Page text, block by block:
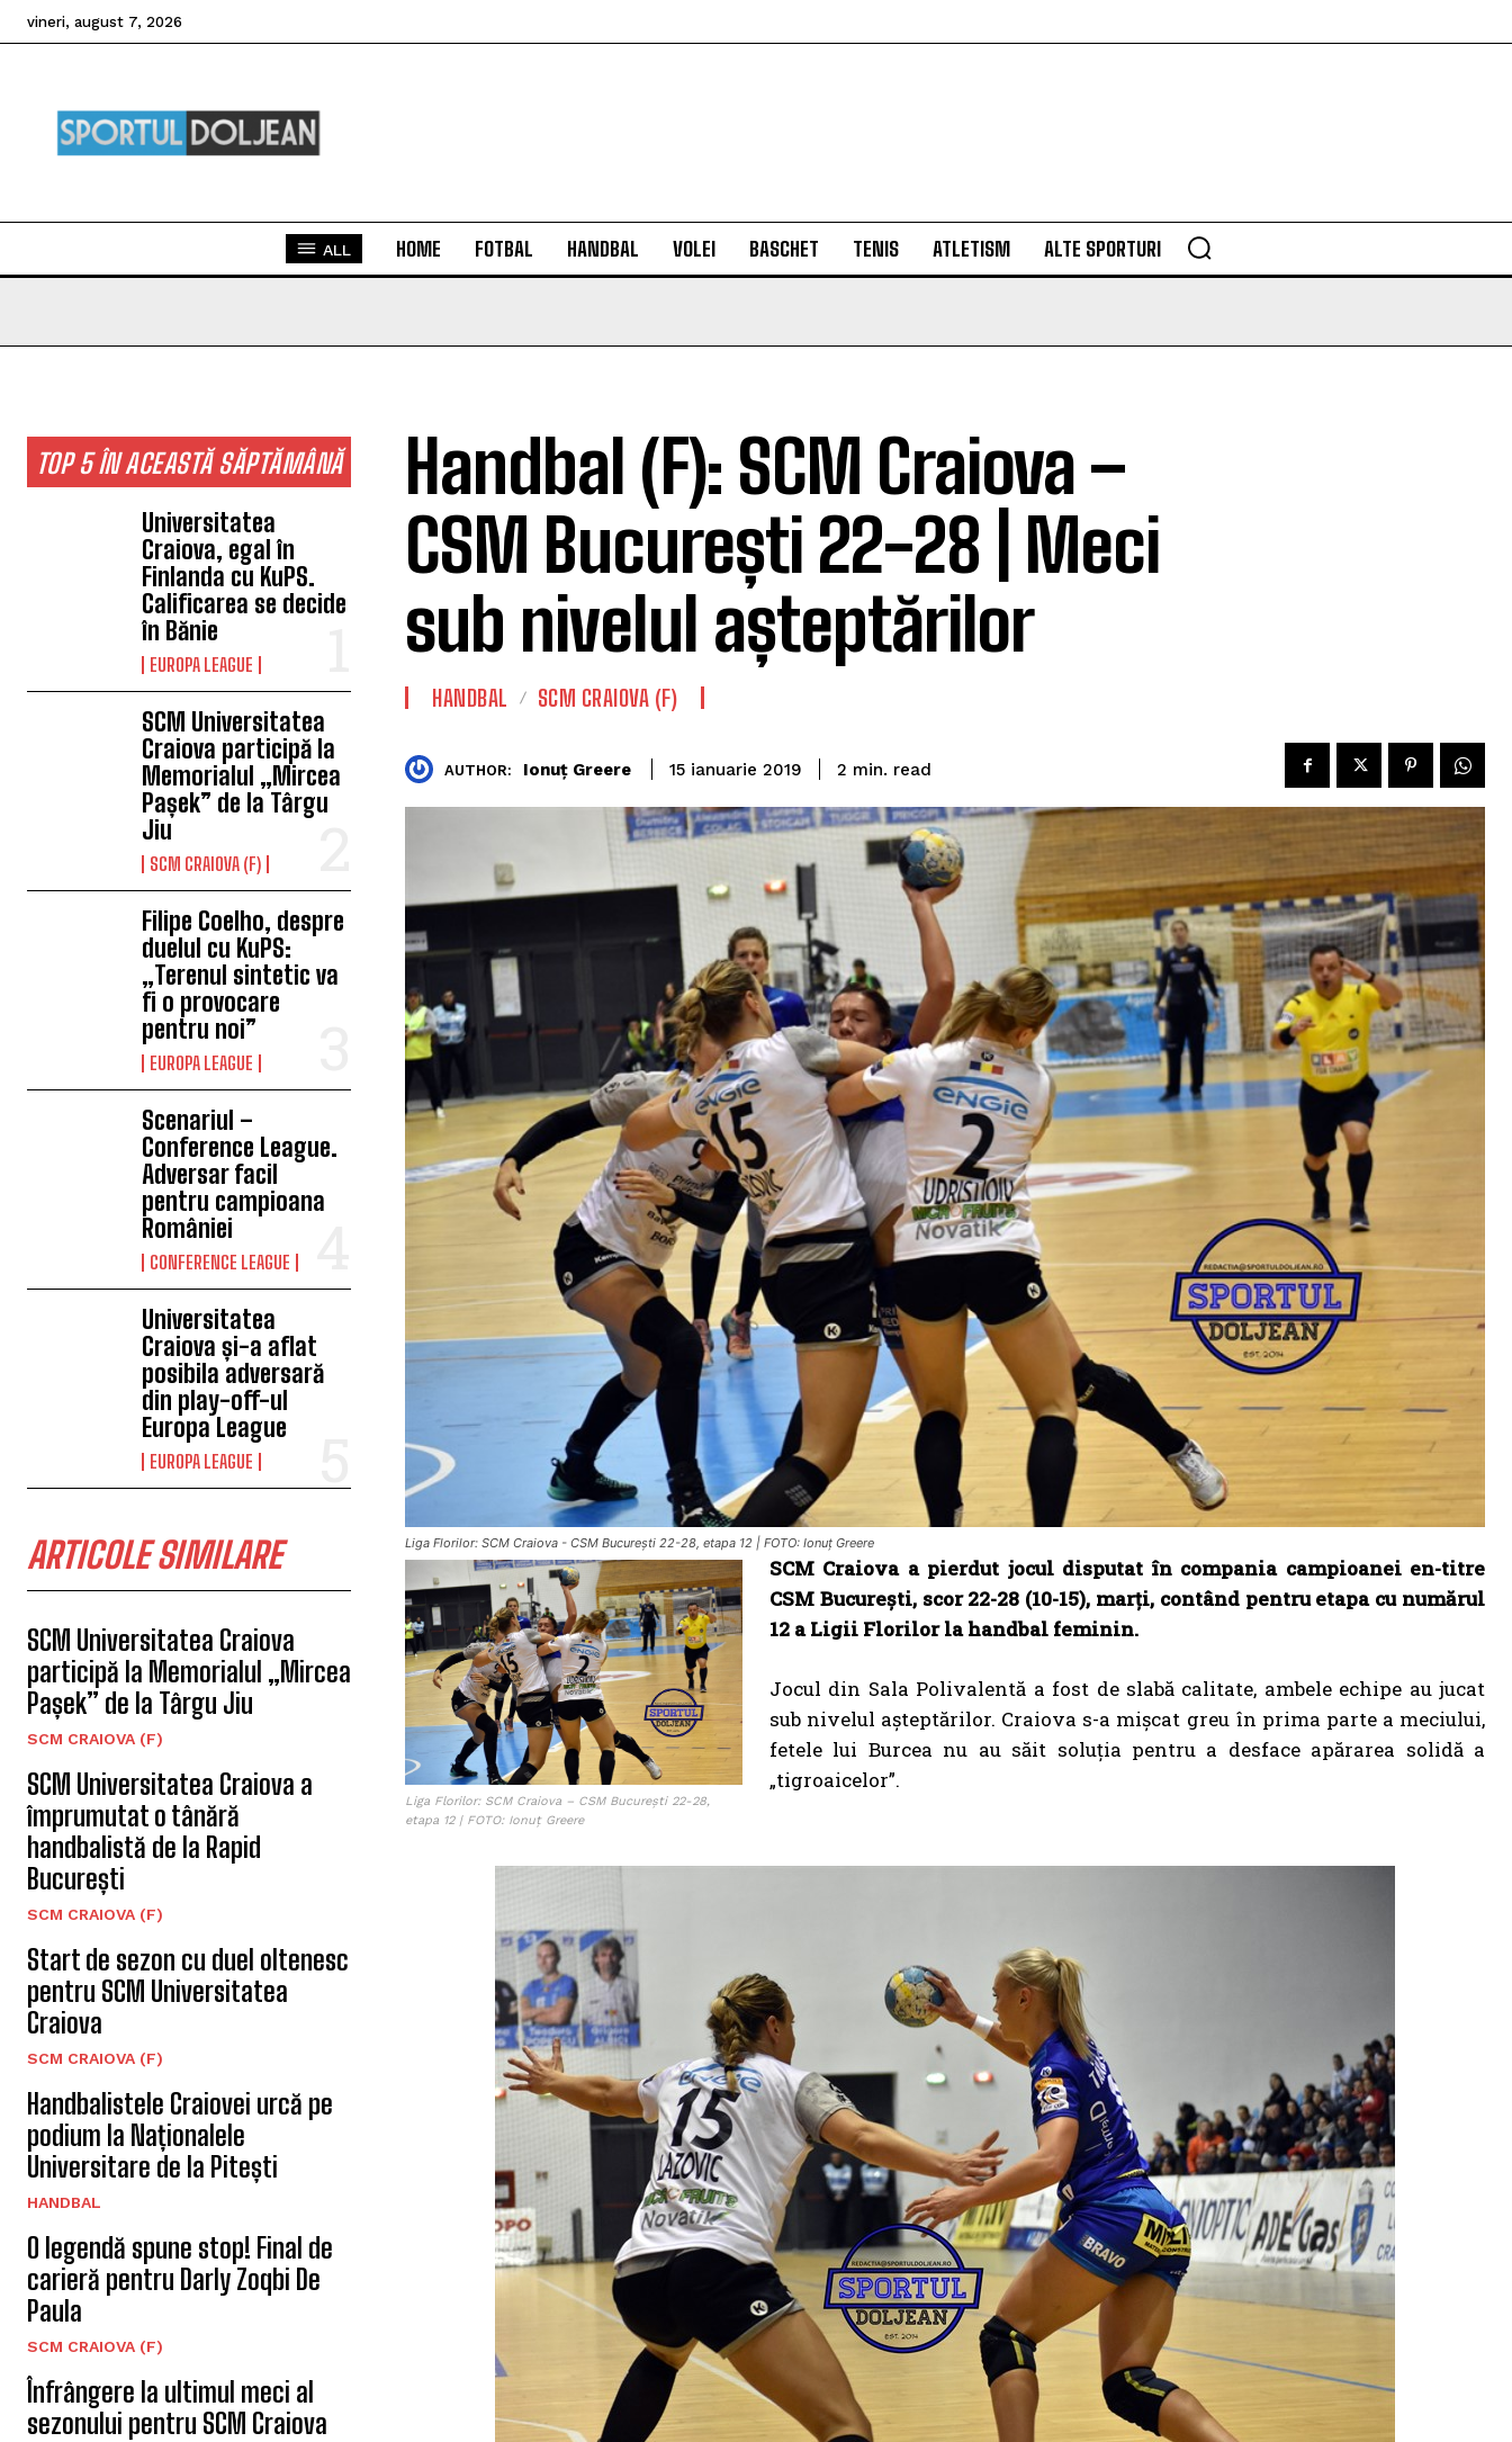
vineri, august 7, 2026
ALL HOME FOTBAL HANDBAL VOLEI BASCHET TENIS ATLETISM ALTE SPORTURI
TOP 5 ÎN ACEASTĂ SĂPTĂMÂNĂ
Universitatea
Craiova, egal în
Finlanda cu KuPS.
Calificarea se decide
în Bănie
EUROPA LEAGUE
SCM Universitatea
Craiova participă la
Memorialul „Mircea
Pașek” de la Târgu
Jiu
SCM CRAIOVA (F)
Filipe Coelho, despre
duelul cu KuPS:
„Terenul sintetic va
fi o provocare
pentru noi”
EUROPA LEAGUE
Scenariul –
Conference League.
Adversar facil
pentru campioana
României
CONFERENCE LEAGUE
Universitatea
Craiova și-a aflat
posibila adversară
din play-off-ul
Europa League
EUROPA LEAGUE
ARTICOLE SIMILARE
SCM Universitatea Craiova
participă la Memorialul „Mircea
Pașek” de la Târgu Jiu
SCM CRAIOVA (F)
SCM Universitatea Craiova a
împrumutat o tânără
handbalistă de la Rapid
București
SCM CRAIOVA (F)
Start de sezon cu duel oltenesc
pentru SCM Universitatea
Craiova
SCM CRAIOVA (F)
Handbalistele Craiovei urcă pe
podium la Naționalele
Universitare de la Pitești
HANDBAL
O legendă spune stop! Final de
carieră pentru Darly Zoqbi De
Paula
SCM CRAIOVA (F)
Înfrângere la ultimul meci al
sezonului pentru SCM Craiova
Handbal (F): SCM Craiova –
CSM București 22-28 | Meci
sub nivelul așteptărilor
HANDBAL SCM CRAIOVA (F)
AUTHOR: Ionuț Greere 15 ianuarie 2019 2 min. read
Liga Florilor: SCM Craiova - CSM București 22-28, etapa 12 | FOTO: Ionuț Greere
Liga Florilor: SCM Craiova – CSM București 22-28,
etapa 12 | FOTO: Ionuț Greere
SCM Craiova a pierdut jocul disputat în compania campioanei en-titre
CSM București, scor 22-28 (10-15), marți, contând pentru etapa cu numărul
12 a Ligii Florilor la handbal feminin.
Jocul din Sala Polivalentă a fost de slabă calitate, ambele echipe au jucat
sub nivelul așteptărilor. Craiova s-a mișcat greu în prima parte a meciului,
fetele lui Burcea nu au săit soluția pentru a desface apărarea solidă a
„tigroaicelor”.